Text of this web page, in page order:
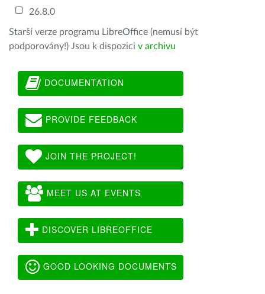
26.8.0
Starší verze programu LibreOffice (nemusí být
podporovány!) Jsou k dispozici v archivu
DOCUMENTATION
PROVIDE FEEDBACK
JOIN THE PROJECT!
MEET US AT EVENTS
DISCOVER LIBREOFFICE
GOOD LOOKING DOCUMENTS